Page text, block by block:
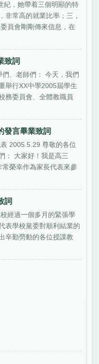
紀，她帶着三個明顯的特
非常高的就業比率；三，
員會剛剛傳來信息，在
致詞
、老師們： 今天，我們
舉行XX中學2005屆學生
務委員會、全體教職員
發言畢業致詞
2005.5.29 尊敬的各位
： 大家好！我是高三
常榮幸作為家長代表來參
詞
經過一個多月的緊張學
表學校黨委對順利結業的
辛勤勞動的各位授課教